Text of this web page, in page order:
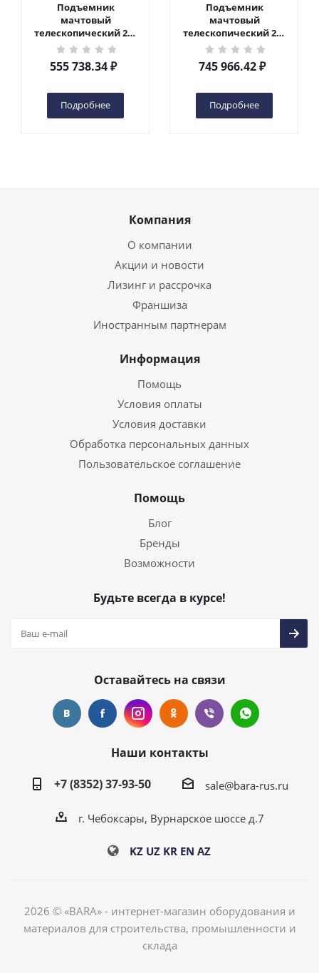
Подъемник
мачтовый
телескопический 200
кг 6 м TOR GTWY6-200S
DC 2-мачтовый
(автономный) (G) в
555 738.34₽
Подробнее
Подъемник
мачтовый
телескопический 200
кг 10 м TOR GTWY10-
200S DC 2-мачтовый
(автономный) (N) в
745 966.42₽
Подробнее
Компания
О компании
Акции и новости
Лизинг и рассрочка
Франшиза
Иностранным партнерам
Информация
Помощь
Условия оплаты
Условия доставки
Обработка персональных данных
Пользовательское соглашение
Помощь
Блог
Бренды
Возможности
Будьте всегда в курсе!
Оставайтесь на связи
Наши контакты
+7 (8352) 37-93-50
sale@bara-rus.ru
г. Чебоксары, Вурнарское шоссе д.7
KZ UZ KR EN AZ
2026 © «BARA» - интернет-магазин оборудования и
материалов для строительства, промышленности и
склада